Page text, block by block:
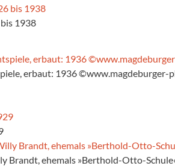
1938
erbaut: 1936 ©www.magdeburger-
Brandt, ehemals »Berthold-Otto-